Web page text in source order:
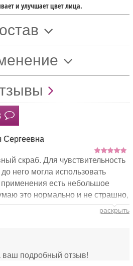
и улучшает цвет лица.
Сергеевна
скраб. Для чувствительность
него могла использовать
есть небольшое
это нормально и не страшно,
раскрыть
подробный отзыв!